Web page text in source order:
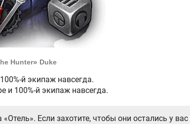
Hunter» Duke
й экипаж навсегда.
и 100%-й экипаж навсегда.
Если захотите, чтобы они остались у